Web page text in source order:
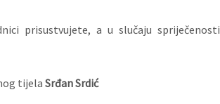
prisustvujete, a u slučaju spriječenosti
tijela Srđan Srdić